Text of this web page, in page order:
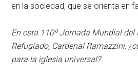
en la sociedad, que se orienta en
En esta 110º Jornada Mundial del
Refugiado, Cardenal Ramazzini,
para la iglesia universal?